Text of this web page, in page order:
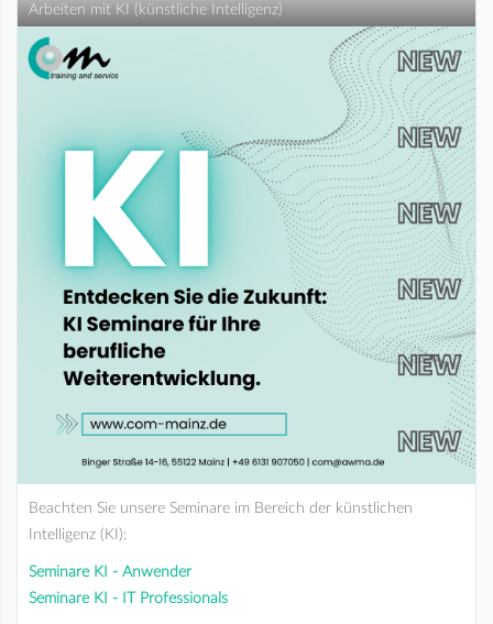
Arbeiten mit KI (künstliche Intelligenz)
Beachten Sie unsere Seminare im Bereich der künstlichen
Intelligenz (KI):
Seminare KI - Anwender
Seminare KI - IT Professionals